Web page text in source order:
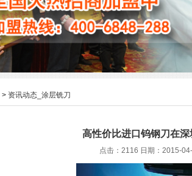
> 资讯动态_涂层铣刀
高性价比进口钨钢刀在
点击：2116 日期：2015-